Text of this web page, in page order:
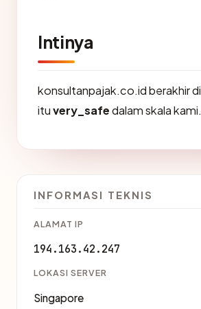
Intinya
konsultanpajak.co.id berakhir di
ituvery_safedalam skala kami.
INFORMASI TEKNIS
ALAMAT IP
194.163.42.247
LOKASI SERVER
Singapore